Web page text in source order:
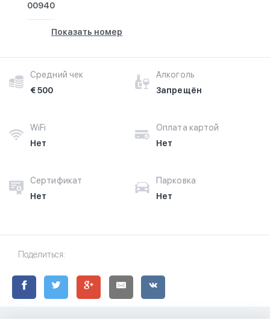
00940
Показать номер
Средний чек
€ 500
Алкоголь
Запрещён
WiFi
Нет
Оплата картой
Нет
Сертификат
Нет
Парковка
Нет
Поделиться: